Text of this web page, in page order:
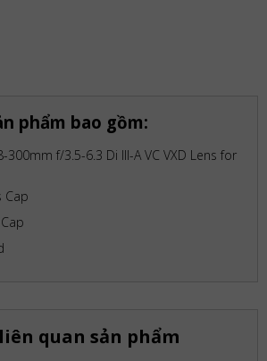
phẩm bao gồm:
300mm f/3.5-6.3 Di III-A VC VXD Lens for
Cap
quan sản phẩm